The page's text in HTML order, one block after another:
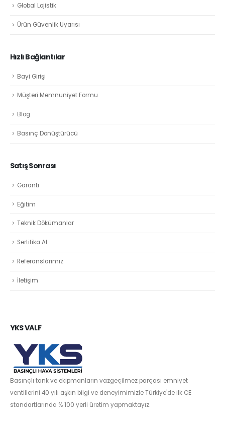
Global Lojistik
Ürün Güvenlik Uyarısı
Hızlı Bağlantılar
Bayi Girişi
Müşteri Memnuniyet Formu
Blog
Basınç Dönüştürücü
Satış Sonrası
Garanti
Eğitim
Teknik Dökümanlar
Sertifika Al
Referanslarımız
İletişim
YKS VALF
Basınçlı tank ve ekipmanların vazgeçilmez parçası emniyet
ventillerini 40 yılı aşkın bilgi ve deneyimimizle Türkiye'de ilk CE
standartlarında % 100 yerli üretim yapmaktayız.